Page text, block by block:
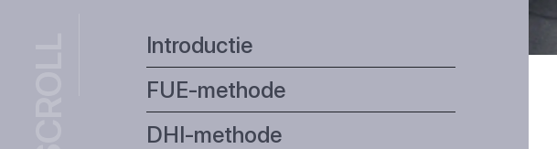
Introductie
FUE-methode
DHI-methode